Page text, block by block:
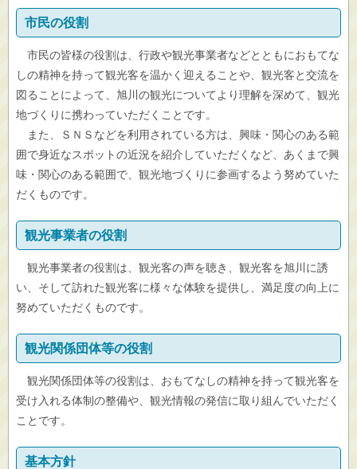
市民の役割
市民の皆様の役割は、行政や観光事業者などとともにおもてな
しの精神を持って観光客を温かく迎えることや、観光客と交流を
図ることによって、旭川の観光についてより理解を深めて、観光
地づくりに携わっていただくことです。
また、ＳＮＳなどを利用されている方は、興味・関心のある範
囲で身近なスポットの近況を紹介していただくなど、あくまで興
味・関心のある範囲で、観光地づくりに参画するよう努めていた
だくものです。
観光事業者の役割
観光事業者の役割は、観光客の声を聴き、観光客を旭川に誘
い、そして訪れた観光客に様々な体験を提供し、満足度の向上に
努めていただくものです。
観光関係団体等の役割
観光関係団体等の役割は、おもてなしの精神を持って観光客を
受け入れる体制の整備や、観光情報の発信に取り組んでいただく
ことです。
基本方針